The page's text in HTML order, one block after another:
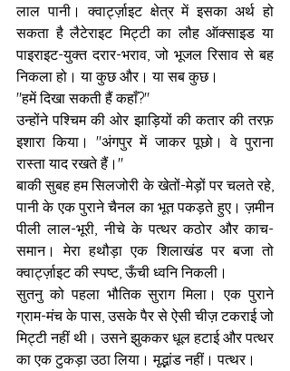
लाल पानी। क्वार्ट्ज़ाइट क्षेत्र में इसका अर्थ हो
सकता है लैटेराइट मिट्टी का लौह ऑक्साइड या
पाइराइट-युक्त दरार-भराव, जो भूजल रिसाव से बह
निकला हो। या कुछ और। या सब कुछ।
"हमें दिखा सकती हैं कहाँ?"
उन्होंने पश्चिम की ओर झाड़ियों की कतार की तरफ़
इशारा किया। "अंगपुर में जाकर पूछो। वे पुराना
रास्ता याद रखते हैं।"
बाकी सुबह हम सिलजोरी के खेतों-मेड़ों पर चलते रहे,
पानी के एक पुराने चैनल का भूत पकड़ते हुए। ज़मीन
पीली लाल-भूरी, नीचे के पत्थर कठोर और काच-
समान। मेरा हथौड़ा एक शिलाखंड पर बजा तो
क्वार्ट्ज़ाइट की स्पष्ट, ऊँची ध्वनि निकली।
सुतनु को पहला भौतिक सुराग मिला। एक पुराने
ग्राम-मंच के पास, उसके पैर से ऐसी चीज़ टकराई जो
मिट्टी नहीं थी। उसने झुककर धूल हटाई और पत्थर
का एक टुकड़ा उठा लिया। मृद्भांड नहीं। पत्थर।